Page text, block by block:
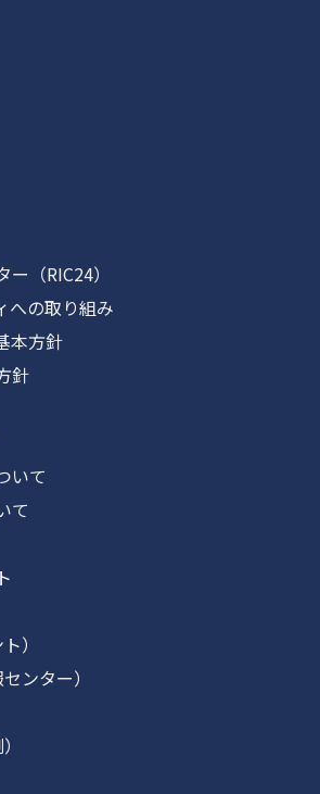
（RIC24）
への取り組み
本方針
針
いて
て
）
ンター）